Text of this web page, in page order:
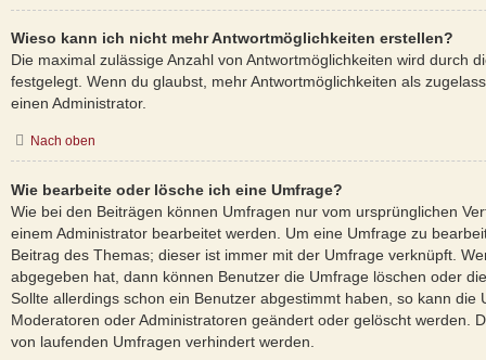
Wieso kann ich nicht mehr Antwortmöglichkeiten erstellen?
Die maximal zulässige Anzahl von Antwortmöglichkeiten wird durch
festgelegt. Wenn du glaubst, mehr Antwortmöglichkeiten als
einen Administrator.
Nach oben
Wie bearbeite oder lösche ich eine Umfrage?
Wie bei den Beiträgen können Umfragen nur vom ursprünglichen
einem Administrator bearbeitet werden. Um eine Umfrage zu
Beitrag des Themas; dieser ist immer mit der Umfrage verknüpft.
abgegeben hat, dann können Benutzer die Umfrage löschen oder
Sollte allerdings schon ein Benutzer abgestimmt haben, so kann die
Moderatoren oder Administratoren geändert oder gelöscht werden.
von laufenden Umfragen verhindert werden.